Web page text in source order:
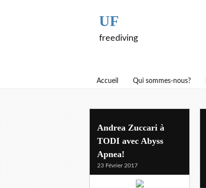
UF
freediving
Accueil Qui sommes-nous?
Andrea Zuccari à
TODI avec Abyss
Apnea!
23 Février 2017